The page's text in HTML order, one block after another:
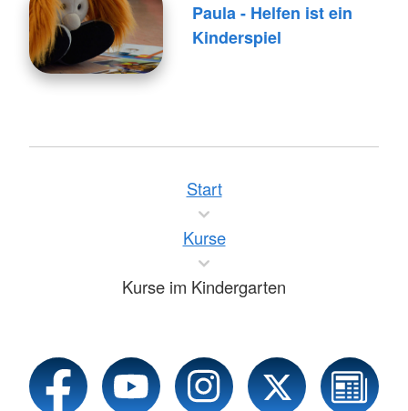
Paula - Helfen ist ein
Kinderspiel
Start
Kurse
Kurse im Kindergarten